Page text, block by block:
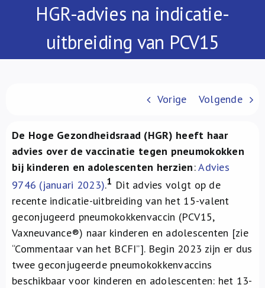
FR
HGR-advies na indicatie-
uitbreiding van PCV15
Vorige Volgende
De Hoge Gezondheidsraad (HGR) heeft haar
advies over de vaccinatie tegen pneumokokken
bij kinderen en adolescenten herzien:Advies
9746 (januari 2023).1 Dit advies volgt op de
recente indicatie-uitbreiding van het 15-valent
geconjugeerd pneumokokkenvaccin (PCV15,
Vaxneuvance®) naar kinderen en adolescenten [zie
“Commentaar van het BCFI”]. Begin 2023 zijn er dus
twee geconjugeerde pneumokokkenvaccins
beschikbaar voor kinderen en adolescenten: het 13-